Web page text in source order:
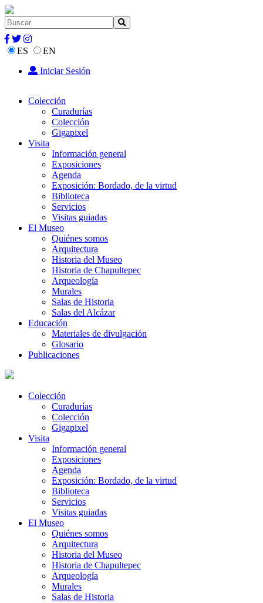
ES
EN
Iniciar Sesión
Colección
Curadurías
Colección
Gigapixel
Visita
Información general
Exposiciones
Agenda
Exposición: Bordado, de la virtud
Biblioteca
Servicios
Visitas guiadas
El Museo
Quiénes somos
Arquitectura
Historia del Museo
Historia de Chapultepec
Arqueología
Murales
Salas de Historia
Salas del Alcázar
Educación
Materiales de divulgación
Glosario
Publicaciones
Colección
Curadurías
Colección
Gigapixel
Visita
Información general
Exposiciones
Agenda
Exposición: Bordado, de la virtud
Biblioteca
Servicios
Visitas guiadas
El Museo
Quiénes somos
Arquitectura
Historia del Museo
Historia de Chapultepec
Arqueología
Murales
Salas de Historia